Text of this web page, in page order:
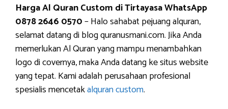
Harga Al Quran Custom di Tirtayasa WhatsApp
0878 2646 0570– Halo sahabat pejuang alquran,
selamat datang di blog quranusmani.com. Jika Anda
memerlukan Al Quran yang mampu menambahkan
logo di covernya, maka Anda datang ke situs website
yang tepat. Kami adalah perusahaan profesional
spesialis mencetakalquran custom.